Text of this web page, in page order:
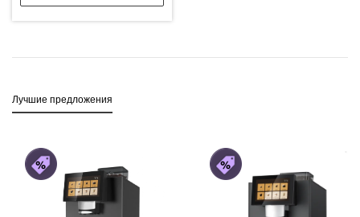
Лучшие предложения